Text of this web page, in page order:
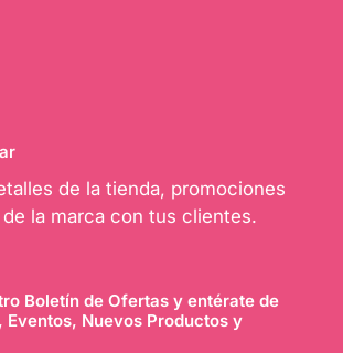
de la tienda, promociones
la marca con tus clientes.
Boletín de Ofertas y entérate de
Eventos, Nuevos Productos y